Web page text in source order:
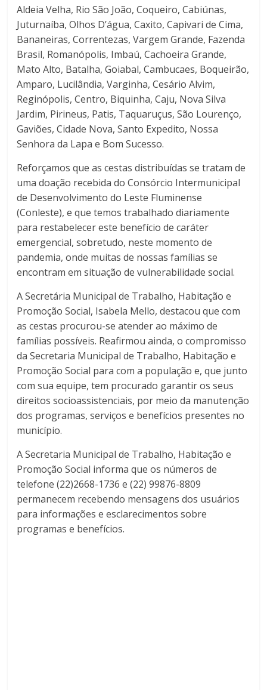
Aldeia Velha, Rio São João, Coqueiro, Cabiúnas,
Juturnaíba, Olhos D’água, Caxito, Capivari de Cima,
Bananeiras, Correntezas, Vargem Grande, Fazenda
Brasil, Romanópolis, Imbaú, Cachoeira Grande,
Mato Alto, Batalha, Goiabal, Cambucaes, Boqueirão,
Amparo, Lucilândia, Varginha, Cesário Alvim,
Reginópolis, Centro, Biquinha, Caju, Nova Silva
Jardim, Pirineus, Patis, Taquaruçus, São Lourenço,
Gaviões, Cidade Nova, Santo Expedito, Nossa
Senhora da Lapa e Bom Sucesso.
Reforçamos que as cestas distribuídas se tratam de
uma doação recebida do Consórcio Intermunicipal
de Desenvolvimento do Leste Fluminense
(Conleste), e que temos trabalhado diariamente
para restabelecer este benefício de caráter
emergencial, sobretudo, neste momento de
pandemia, onde muitas de nossas famílias se
encontram em situação de vulnerabilidade social.
A Secretária Municipal de Trabalho, Habitação e
Promoção Social, Isabela Mello, destacou que com
as cestas procurou-se atender ao máximo de
famílias possíveis. Reafirmou ainda, o compromisso
da Secretaria Municipal de Trabalho, Habitação e
Promoção Social para com a população e, que junto
com sua equipe, tem procurado garantir os seus
direitos socioassistenciais, por meio da manutenção
dos programas, serviços e benefícios presentes no
município.
A Secretaria Municipal de Trabalho, Habitação e
Promoção Social informa que os números de
telefone (22)2668-1736 e (22) 99876-8809
permanecem recebendo mensagens dos usuários
para informações e esclarecimentos sobre
programas e benefícios.